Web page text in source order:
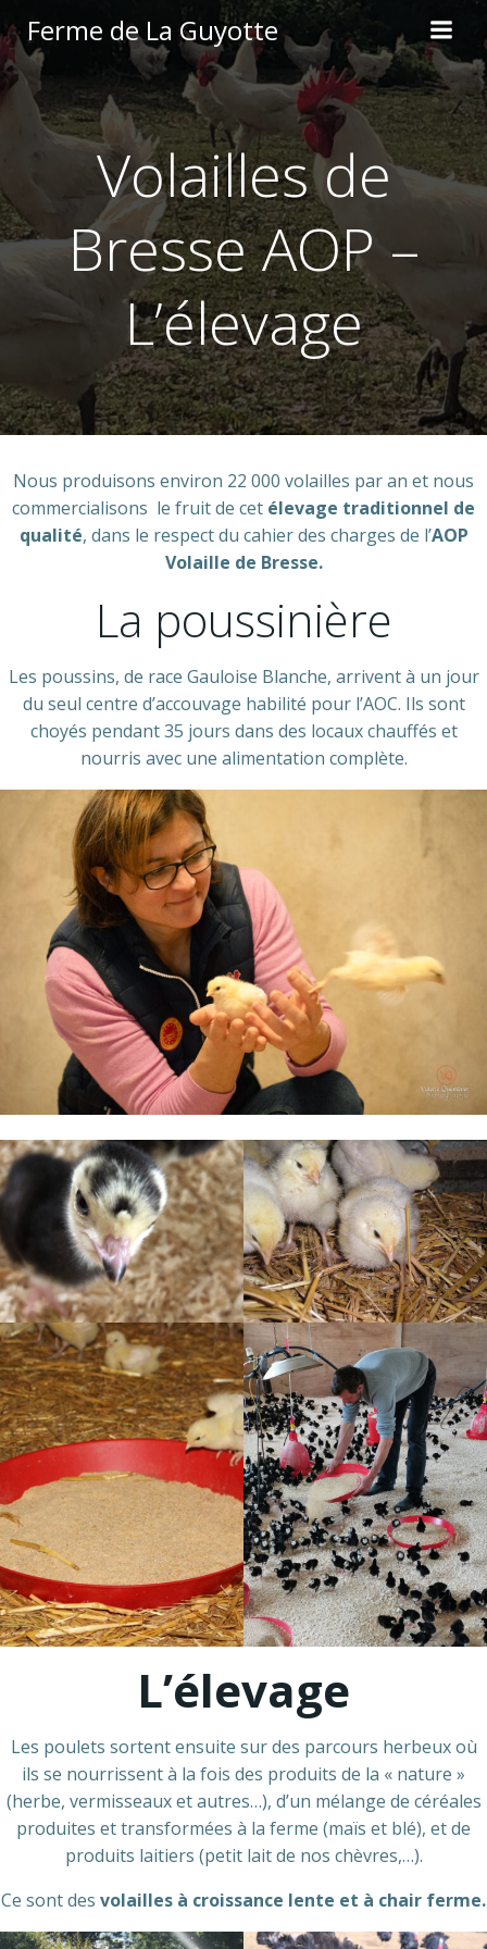
Aller
au
contenu
Ferme de La Guyotte
Volailles de
Bresse AOP –
L’élevage
Nous produisons environ 22 000 volailles par an et nous
commercialisons le fruit de cet élevage traditionnel de
qualité, dans le respect du cahier des charges de l’AOP
Volaille de Bresse.
La poussinière
Les poussins, de race Gauloise Blanche, arrivent à un jour
du seul centre d’accouvage habilité pour l’AOC. Ils sont
choyés pendant 35 jours dans des locaux chauffés et
nourris avec une alimentation complète.
L’élevage
Les poulets sortent ensuite sur des parcours herbeux où
ils se nourrissent à la fois des produits de la « nature »
(herbe, vermisseaux et autres…), d’un mélange de céréales
produites et transformées à la ferme (maïs et blé), et de
produits laitiers (petit lait de nos chèvres,…).
Ce sont des volailles à croissance lente et à chair ferme.